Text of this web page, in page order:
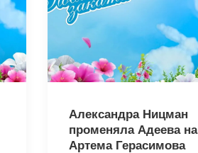
Александра Ницман
променяла Адеева на
Артема Герасимова